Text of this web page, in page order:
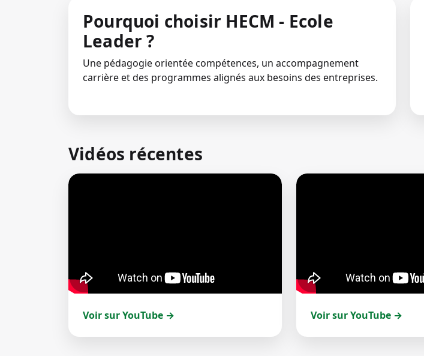
Pourquoi choisir HECM - Ecole
Leader ?
Une pédagogie orientée compétences, un accompagnement
carrière et des programmes alignés aux besoins des entreprises.
Vidéos récentes
Voir sur YouTube → Voir sur YouTube →